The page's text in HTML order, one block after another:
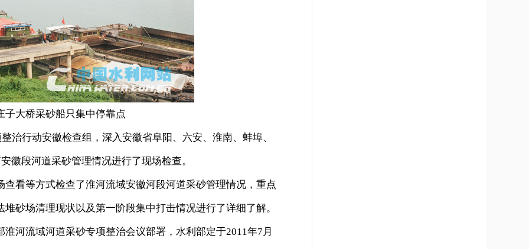
子大桥采砂船只集中停靠点
动安徽检查组，深入安徽省阜阳、六安、淮南、蚌埠、
徽段河道采砂管理情况进行了现场检查。
等方式检查了淮河流域安徽河段河道采砂管理情况，重点
砂场清理现状以及第一阶段集中打击情况进行了详细了解。
流域河道采砂专项整治会议部署，水利部定于2011年7月